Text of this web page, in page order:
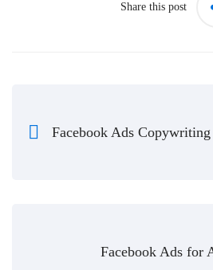
Share this post
Facebook Ads Copywriting
Facebook Ads for